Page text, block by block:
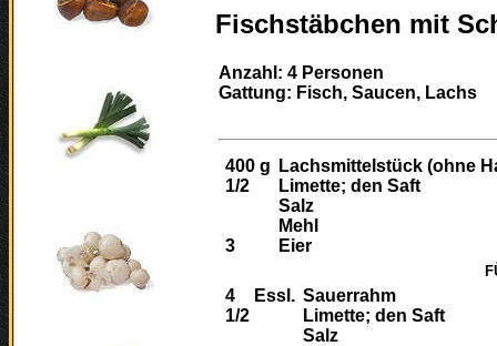
Fischstäbchen mit
Anzahl: 4 Personen
Gattung: Fisch, Saucen, Lachs
400
1/2
3
g
Lachsmittelstück (ohne
Limette; den Saft
Salz
Mehl
Eier
4
1/2
Essl. Sauerrahm
Limette; den Saft
Salz